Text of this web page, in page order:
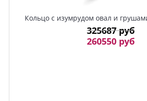
Кольцо с изумрудом овал и
325687 руб
260550 руб